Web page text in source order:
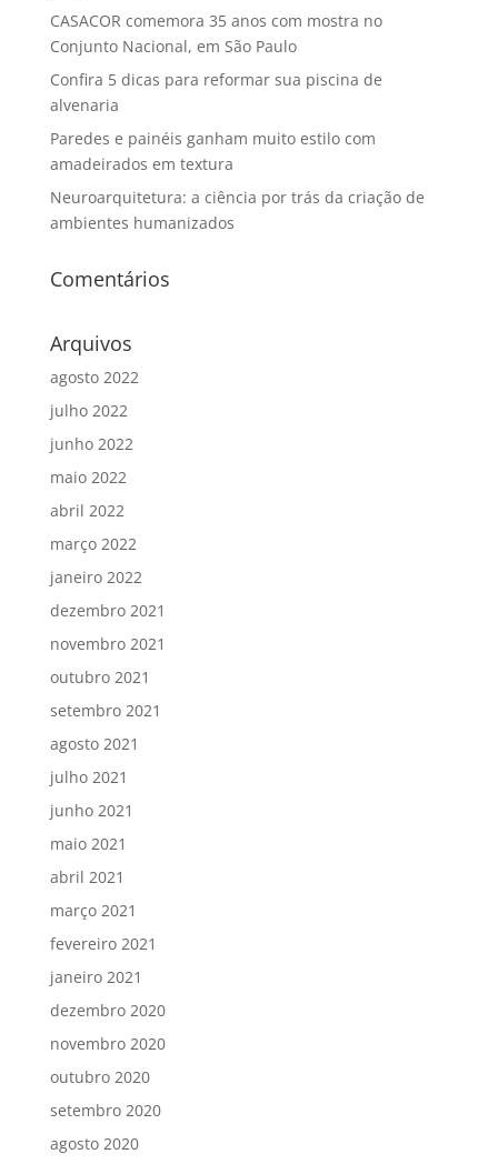
CASACOR comemora 35 anos com mostra no
Conjunto Nacional, em São Paulo
Confira 5 dicas para reformar sua piscina de
alvenaria
Paredes e painéis ganham muito estilo com
amadeirados em textura
Neuroarquitetura: a ciência por trás da criação de
ambientes humanizados
Comentários
Arquivos
agosto 2022
julho 2022
junho 2022
maio 2022
abril 2022
março 2022
janeiro 2022
dezembro 2021
novembro 2021
outubro 2021
setembro 2021
agosto 2021
julho 2021
junho 2021
maio 2021
abril 2021
março 2021
fevereiro 2021
janeiro 2021
dezembro 2020
novembro 2020
outubro 2020
setembro 2020
agosto 2020